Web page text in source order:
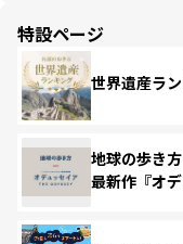
特設ページ
世界遺産ラ
地球の歩き
最新作『オデ